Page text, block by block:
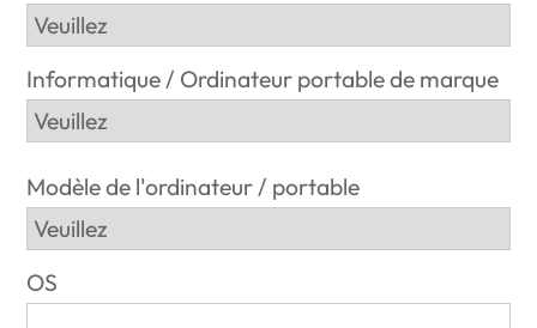
Informatique / Ordinateur portable de marque
Modèle de l'ordinateur / portable
OS